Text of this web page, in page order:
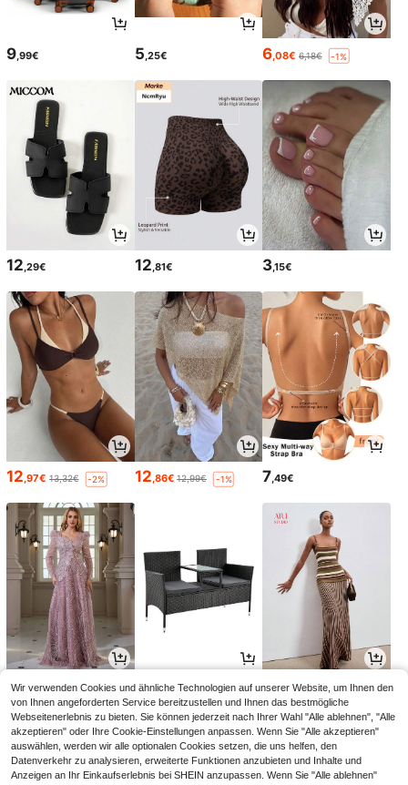
9 ,99€ 5 ,25€ 6 ,08€ 6,18€ -1%
12,29€ 12,81€ 3,15€
12,97€ 13,32€ -2% 12,86€ 12,99€ -1% 7,49€
20 ,00€ 9,99€ 23,49€
Wir verwenden Cookies und ähnliche Technologien auf unserer Website, um Ihnen den
von Ihnen angeforderten Service bereitzustellen und Ihnen das bestmögliche
Webseitenerlebnis zu bieten. Sie können jederzeit nach Ihrer Wahl "Alle ablehnen", "Alle
akzeptieren" oder Ihre Cookie-Einstellungen anpassen. Wenn Sie "Alle akzeptieren"
auswählen, werden wir alle optionalen Cookies setzen, die uns helfen, den
Datenverkehr zu analysieren, erweiterte Funktionen anzubieten und Inhalte und
Anzeigen an Ihr Einkaufserlebnis bei SHEIN anzupassen. Wenn Sie "Alle ablehnen"